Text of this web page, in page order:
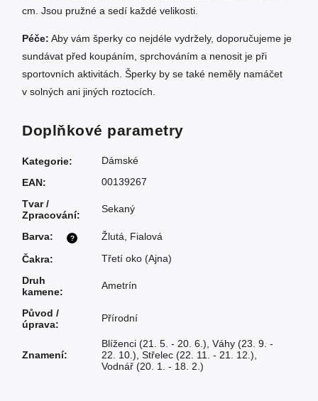
cm. Jsou pružné a sedí každé velikosti.
Péče: Aby vám šperky co nejdéle vydržely, doporučujeme je
sundávat před koupáním, sprchováním a nenosit je při
sportovních aktivitách. Šperky by se také neměly namáčet
v solných ani jiných roztocích.
Doplňkové parametry
Kategorie:
Dámské
EAN:
00139267
Tvar /
Zpracování:
Sekaný
?
Barva: Žlutá
Fialová
Čakra:
Třetí oko (Ajna)
Druh
kamene:
Ametrín
Původ /
úprava:
Přírodní
Znamení:
Blíženci (21. 5. - 20. 6.) Váhy (23. 9. -
22. 10.) Střelec (22. 11. - 21. 12.)
Vodnář (20. 1. - 18. 2.)